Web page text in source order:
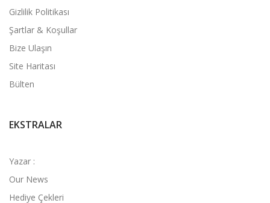
Gizlilik Politikası
Şartlar & Koşullar
Bize Ulaşın
Site Haritası
Bülten
EKSTRALAR
Yazar :
Our News
Hediye Çekleri